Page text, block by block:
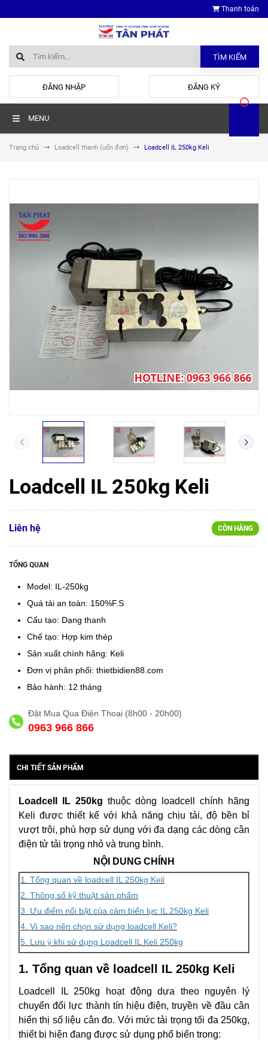
Thanh toán
TÌM KIẾM
ĐĂNG NHẬP ĐĂNG KÝ
MENU
Trang chủ Loadcell thanh (uốn đơn) Loadcell IL 250kg Keli
Loadcell IL 250kg Keli
Liên hệ CÒN HÀNG
TỔNG QUAN
Model: IL-250kg
Quá tải an toàn: 150%F.S
Cấu tạo: Dạng thanh
Chế tạo: Hợp kim thép
Sản xuất chính hãng: Keli
Đơn vị phân phối: thietbidien88.com
Bảo hành: 12 tháng
Đặt Mua Qua Điện Thoại (8h00 - 20h00)
0963 966 866
CHI TIẾT SẢN PHẨM
Loadcell IL 250kg thuộc dòng loadcell chính hãng
Keli được thiết kế với khả năng chịu tải, độ bền bỉ
vượt trội, phù hợp sử dụng với đa dạng các dòng cân
điện tử tải trọng nhỏ và trung bình.
NỘI DUNG CHÍNH
1. Tổng quan về loadcell IL 250kg Keli
2. Thông số kỹ thuật sản phẩm
3. Ưu điểm nổi bật của cảm biến lực IL 250kg Keli
4. Vì sao nên chọn sử dụng loadcell Keli?
5. Lưu ý khi sử dụng Loadcell IL Keli 250kg
1. Tổng quan về loadcell IL 250kg Keli
Loadcell IL 250kg hoạt động dựa theo nguyên lý
chuyển đổi lực thành tín hiệu điện, truyền về đầu cân
hiển thị số liệu cân đo. Với mức tải trọng tối đa 250kg,
thiết bị hiện đang được sử dụng phổ biến trong: